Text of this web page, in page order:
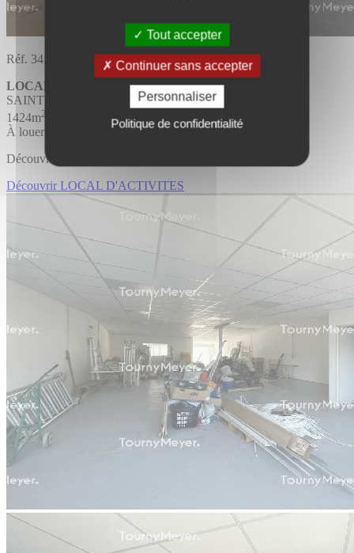
Tout accepter
Continuer sans accepter
Personnaliser
Politique de confidentialité
Réf. 34.1934
LOCAL D'ACTIVITES
SAINT JEAN DE VEDAS
1424m2
À louer
Découvrir l'offre
Découvrir LOCAL D'ACTIVITES